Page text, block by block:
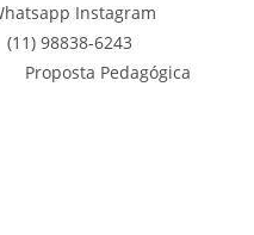
Instagram
98838-6243
Proposta Pedagógica